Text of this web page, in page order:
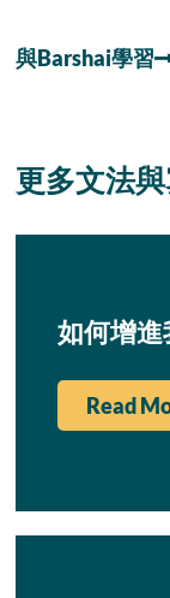
與Barshai學習
更多文法
如何增進
Read